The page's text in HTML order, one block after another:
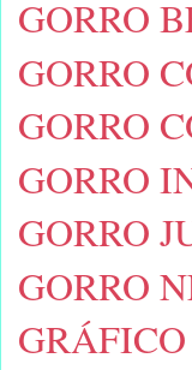
GORRO
GORRO
GORRO
GORRO
GORRO
GORRO
GRÁFICO